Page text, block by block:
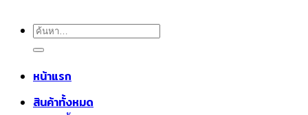
ค้นหา:
หน้าแรก
สินค้าทั้งหมด